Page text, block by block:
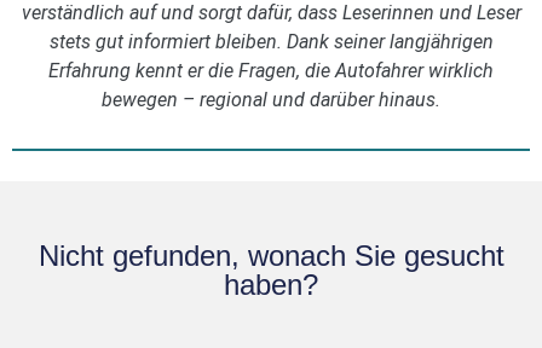
verständlich auf und sorgt dafür, dass Leserinnen und Leser
stets gut informiert bleiben. Dank seiner langjährigen
Erfahrung kennt er die Fragen, die Autofahrer wirklich
bewegen – regional und darüber hinaus.
Nicht gefunden, wonach Sie gesucht
haben?